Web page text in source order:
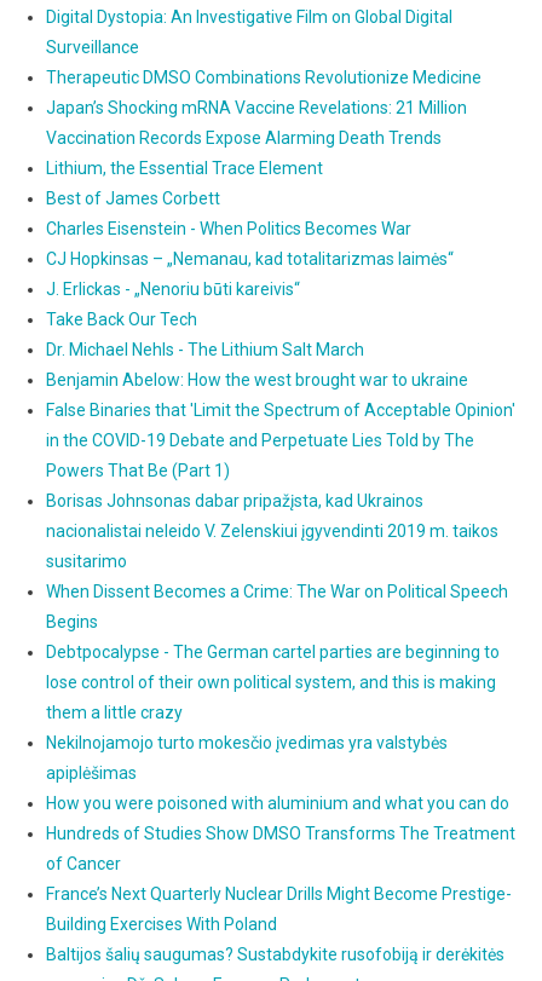
Digital Dystopia: An Investigative Film on Global Digital
Surveillance
Therapeutic DMSO Combinations Revolutionize Medicine
Japan’s Shocking mRNA Vaccine Revelations: 21 Million
Vaccination Records Expose Alarming Death Trends
Lithium, the Essential Trace Element
Best of James Corbett
Charles Eisenstein - When Politics Becomes War
CJ Hopkinsas – „Nemanau, kad totalitarizmas laimės“
J. Erlickas - „Nenoriu būti kareivis“
Take Back Our Tech
Dr. Michael Nehls - The Lithium Salt March
Benjamin Abelow: How the west brought war to ukraine
False Binaries that 'Limit the Spectrum of Acceptable Opinion'
in the COVID-19 Debate and Perpetuate Lies Told by The
Powers That Be (Part 1)
Borisas Johnsonas dabar pripažįsta, kad Ukrainos
nacionalistai neleido V. Zelenskiui įgyvendinti 2019 m. taikos
susitarimo
When Dissent Becomes a Crime: The War on Political Speech
Begins
Debtpocalypse - The German cartel parties are beginning to
lose control of their own political system, and this is making
them a little crazy
Nekilnojamojo turto mokesčio įvedimas yra valstybės
apiplėšimas
How you were poisoned with aluminium and what you can do
Hundreds of Studies Show DMSO Transforms The Treatment
of Cancer
France’s Next Quarterly Nuclear Drills Might Become Prestige-
Building Exercises With Poland
Baltijos šalių saugumas? Sustabdykite rusofobiją ir derėkitės